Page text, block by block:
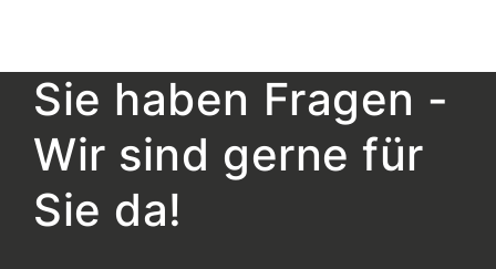
Sie haben Fragen -
Wir sind gerne für
Sie da!